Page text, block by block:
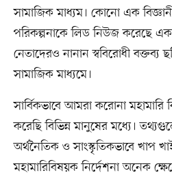
সামাজিক মাধ্যম। কোনো এক
পরিকল্পনাকে লিড নিউজ করেছে
নেতাদেরও নানান স্ববিরোধী বক্তব্য
সামাজিক মাধ্যমে।
সার্বিকভাবে আমরা করোনা মহামারি
করেছি বিভিন্ন মানুষের মধ্যে।
অর্থনৈতিক ও সাংস্কৃতিকভাবে খাপ
মহামারিবিষয়ক নির্দেশনা অনেক